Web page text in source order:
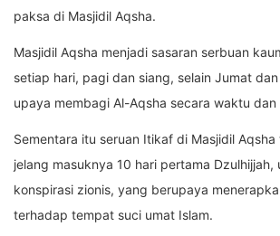
paksa di Masjidil Aqsha.
Masjidil Aqsha menjadi sasaran serbuan
setiap hari, pagi dan siang, selain Jumat
upaya membagi Al-Aqsha secara waktu
Sementara itu seruan Itikaf di Masjidil
jelang masuknya 10 hari pertama
konspirasi zionis, yang berupaya
terhadap tempat suci umat Islam.